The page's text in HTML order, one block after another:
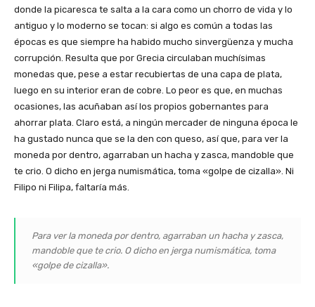
donde la picaresca te salta a la cara como un chorro de vida y lo
antiguo y lo moderno se tocan: si algo es común a todas las
épocas es que siempre ha habido mucho sinvergüenza y mucha
corrupción. Resulta que por Grecia circulaban muchísimas
monedas que, pese a estar recubiertas de una capa de plata,
luego en su interior eran de cobre. Lo peor es que, en muchas
ocasiones, las acuñaban así los propios gobernantes para
ahorrar plata. Claro está, a ningún mercader de ninguna época le
ha gustado nunca que se la den con queso, así que, para ver la
moneda por dentro, agarraban un hacha y zasca, mandoble que
te crio. O dicho en jerga numismática, toma «golpe de cizalla». Ni
Filipo ni Filipa, faltaría más.
Para ver la moneda por dentro, agarraban un hacha y zasca,
mandoble que te crio. O dicho en jerga numismática, toma
«golpe de cizalla».